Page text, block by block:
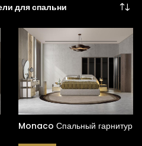
для спальни
Monaco Спальный гарнитур